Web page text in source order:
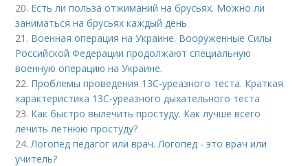
20. Есть ли польза отжиманий на брусьях. Можно ли
заниматься на брусьях каждый день
21. Военная операция на Украине. Вооруженные Силы
Российской Федерации продолжают специальную
военную операцию на Украине.
22. Проблемы проведения 13С-уреазного теста. Краткая
характеристика 13С-уреазного дыхательного теста
23. Как быстро вылечить простуду. Как лучше всего
лечить летнюю простуду?
24. Логопед педагог или врач. Логопед - это врач или
учитель?